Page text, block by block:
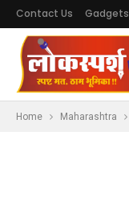
Contact Us Gadgets
Home Maharashtra